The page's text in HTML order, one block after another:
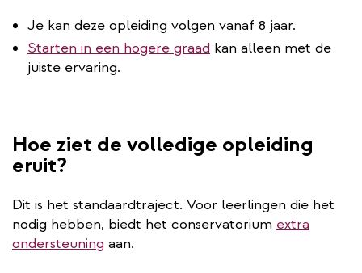
Je kan deze opleiding volgen vanaf 8 jaar.
Starten in een hogere graad kan alleen met de
juiste ervaring.
Hoe ziet de volledige opleiding
eruit?
Dit is het standaardtraject. Voor leerlingen die het
nodig hebben, biedt het conservatorium extra
ondersteuning aan.